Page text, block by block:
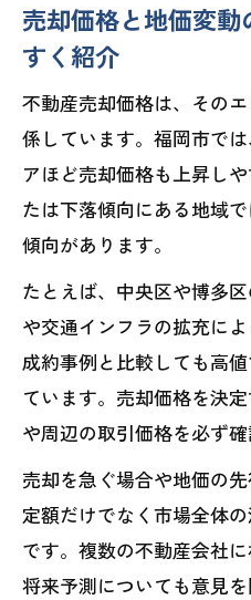
売却価格と地価変
すく紹介
不動産売却価格は、その
係しています。福岡市で
アほど売却価格も上昇し
たは下落傾向にある地域
傾向があります。
たとえば、中央区や博多
や交通インフラの拡充に
成約事例と比較しても高
ています。売却価格を決
や周辺の取引価格を必ず確
売却を急ぐ場合や地価の
定額だけでなく市場全体
です。複数の不動産会社
将来予測についても意見